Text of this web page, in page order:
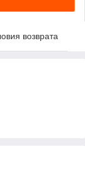
возврата